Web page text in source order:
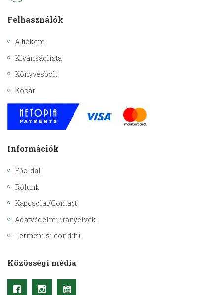
Felhasználók
A fiókom
Kívánságlista
Könyvesbolt
Kosár
Információk
Főoldal
Rólunk
Kapcsolat/Contact
Adatvédelmi irányelvek
Termeni si conditii
Közösségi média